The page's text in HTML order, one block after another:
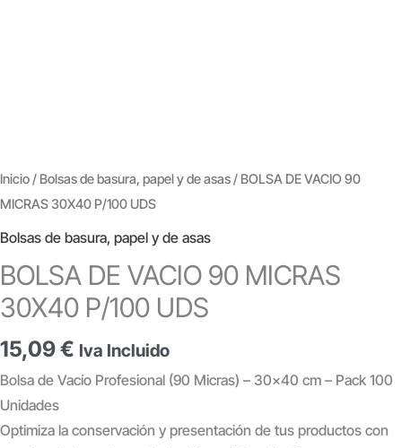
Inicio/ Bolsas de basura, papel y de asas/ BOLSA DE VACIO 90
MICRAS 30X40 P/100 UDS
Bolsas de basura, papel y de asas
BOLSA DE VACIO 90 MICRAS
30X40 P/100 UDS
15,09€ Iva Incluido
Bolsa de Vacío Profesional (90 Micras) – 30×40 cm – Pack 100
Unidades
Optimiza la conservación y presentación de tus productos con